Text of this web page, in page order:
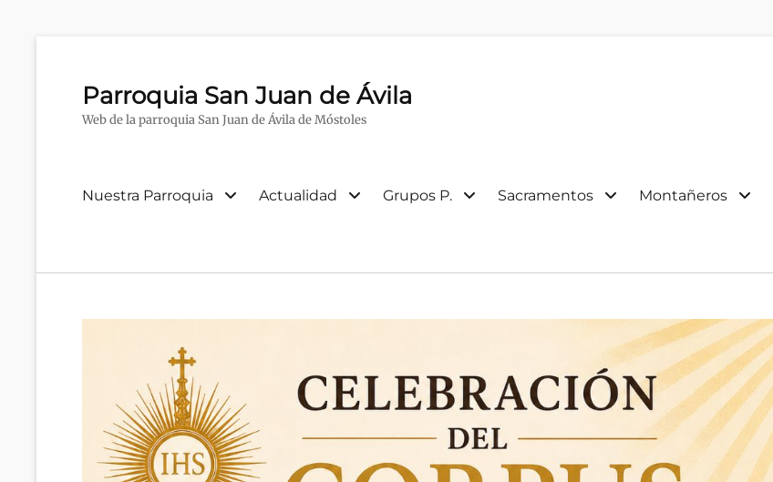
Parroquia San Juan de Ávila
Web de la parroquia San Juan de Ávila de Móstoles
Menú
Nuestra Parroquia Actualidad Grupos P. Sacramentos Montañeros